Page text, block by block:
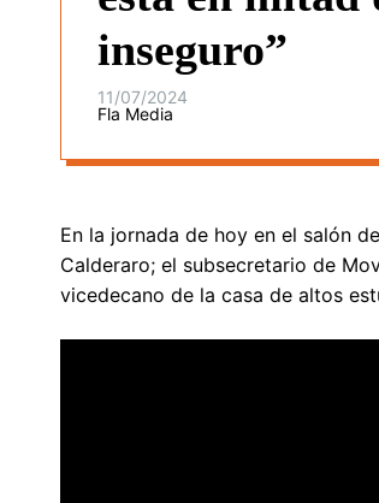
inseguro”
11/07/2024
Fla Media
En la jornada de hoy en el salón
Calderaro; el subsecretario de
vicedecano de la casa de altos